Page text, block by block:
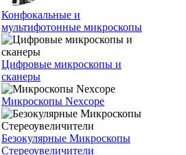
Конфокальные и
мультифотонные микроскопы
Цифровые микроскопы и
сканеры
Микроскопы Nexcope
Безокулярные Микроскопы
Стереоувеличители